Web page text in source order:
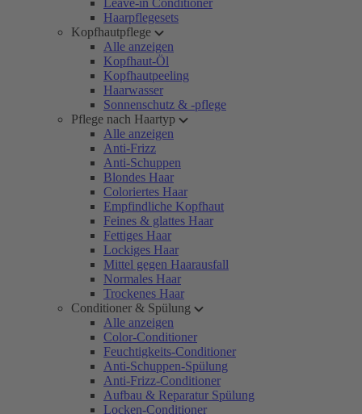
Leave-in Conditioner
Haarpflegesets
Kopfhautpflege
Alle anzeigen
Kopfhaut-Öl
Kopfhautpeeling
Haarwasser
Sonnenschutz & -pflege
Pflege nach Haartyp
Alle anzeigen
Anti-Frizz
Anti-Schuppen
Blondes Haar
Coloriertes Haar
Empfindliche Kopfhaut
Feines & glattes Haar
Fettiges Haar
Lockiges Haar
Mittel gegen Haarausfall
Normales Haar
Trockenes Haar
Conditioner & Spülung
Alle anzeigen
Color-Conditioner
Feuchtigkeits-Conditioner
Anti-Schuppen-Spülung
Anti-Frizz-Conditioner
Aufbau & Reparatur Spülung
Locken-Conditioner